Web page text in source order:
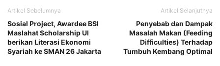
Artikel Sebelumnya
Sosial Project, Awardee BSI
Maslahat Scholarship UI
berikan Literasi Ekonomi
Syariah ke SMAN 26 Jakarta
Artikel Selanjutnya
Penyebab dan Dampak
Masalah Makan (Feeding
Difficulties) Terhadap
Tumbuh Kembang Optimal